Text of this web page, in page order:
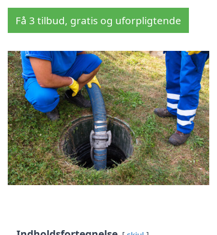
Få 3 tilbud, gratis og uforpligtende